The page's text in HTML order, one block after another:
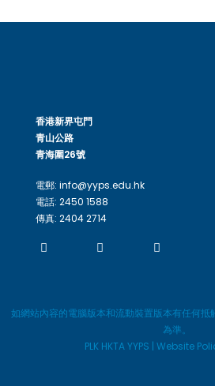
香港新界屯門
青山公路
青海圍26號
電郵: info@yyps.edu.hk
電話: 2450 1588
傳真: 2404 2714
如網站內容的電腦版本和流動裝置版本有任何抵
為準。
PLK HKTA YYPS | Website